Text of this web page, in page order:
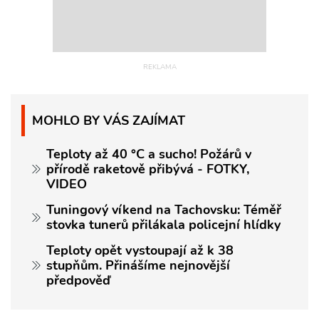
MOHLO BY VÁS ZAJÍMAT
Teploty až 40 °C a sucho! Požárů v
přírodě raketově přibývá - FOTKY,
VIDEO
Tuningový víkend na Tachovsku: Téměř
stovka tunerů přilákala policejní hlídky
Teploty opět vystoupají až k 38
stupňům. Přinášíme nejnovější
předpověď